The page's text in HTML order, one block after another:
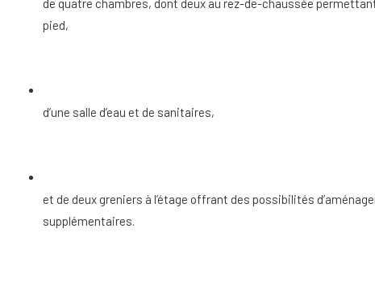
de quatre chambres, dont deux au rez-de-chaussée
pied,
d’une salle d’eau et de sanitaires,
et de deux greniers à l’étage offrant des possibilités
supplémentaires.